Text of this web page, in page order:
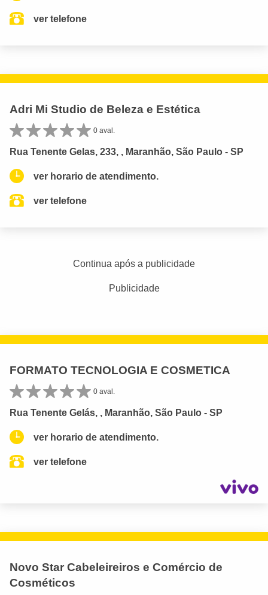
ver telefone
Adri Mi Studio de Beleza e Estética
0 aval.
Rua Tenente Gelas, 233, , Maranhão, São Paulo - SP
ver horario de atendimento.
ver telefone
Continua após a publicidade
Publicidade
FORMATO TECNOLOGIA E COSMETICA
0 aval.
Rua Tenente Gelás, , Maranhão, São Paulo - SP
ver horario de atendimento.
ver telefone
Novo Star Cabeleireiros e Comércio de
Cosméticos